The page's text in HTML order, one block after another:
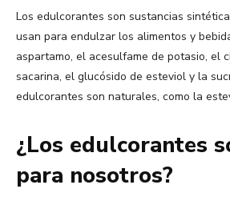
Los edulcorantes son sustancias
usan para endulzar los alimentos y
aspartamo, el acesulfame de potasio, el
sacarina, el glucósido de esteviol y la
edulcorantes son naturales, como la
¿Los edulcorantes
para nosotros?